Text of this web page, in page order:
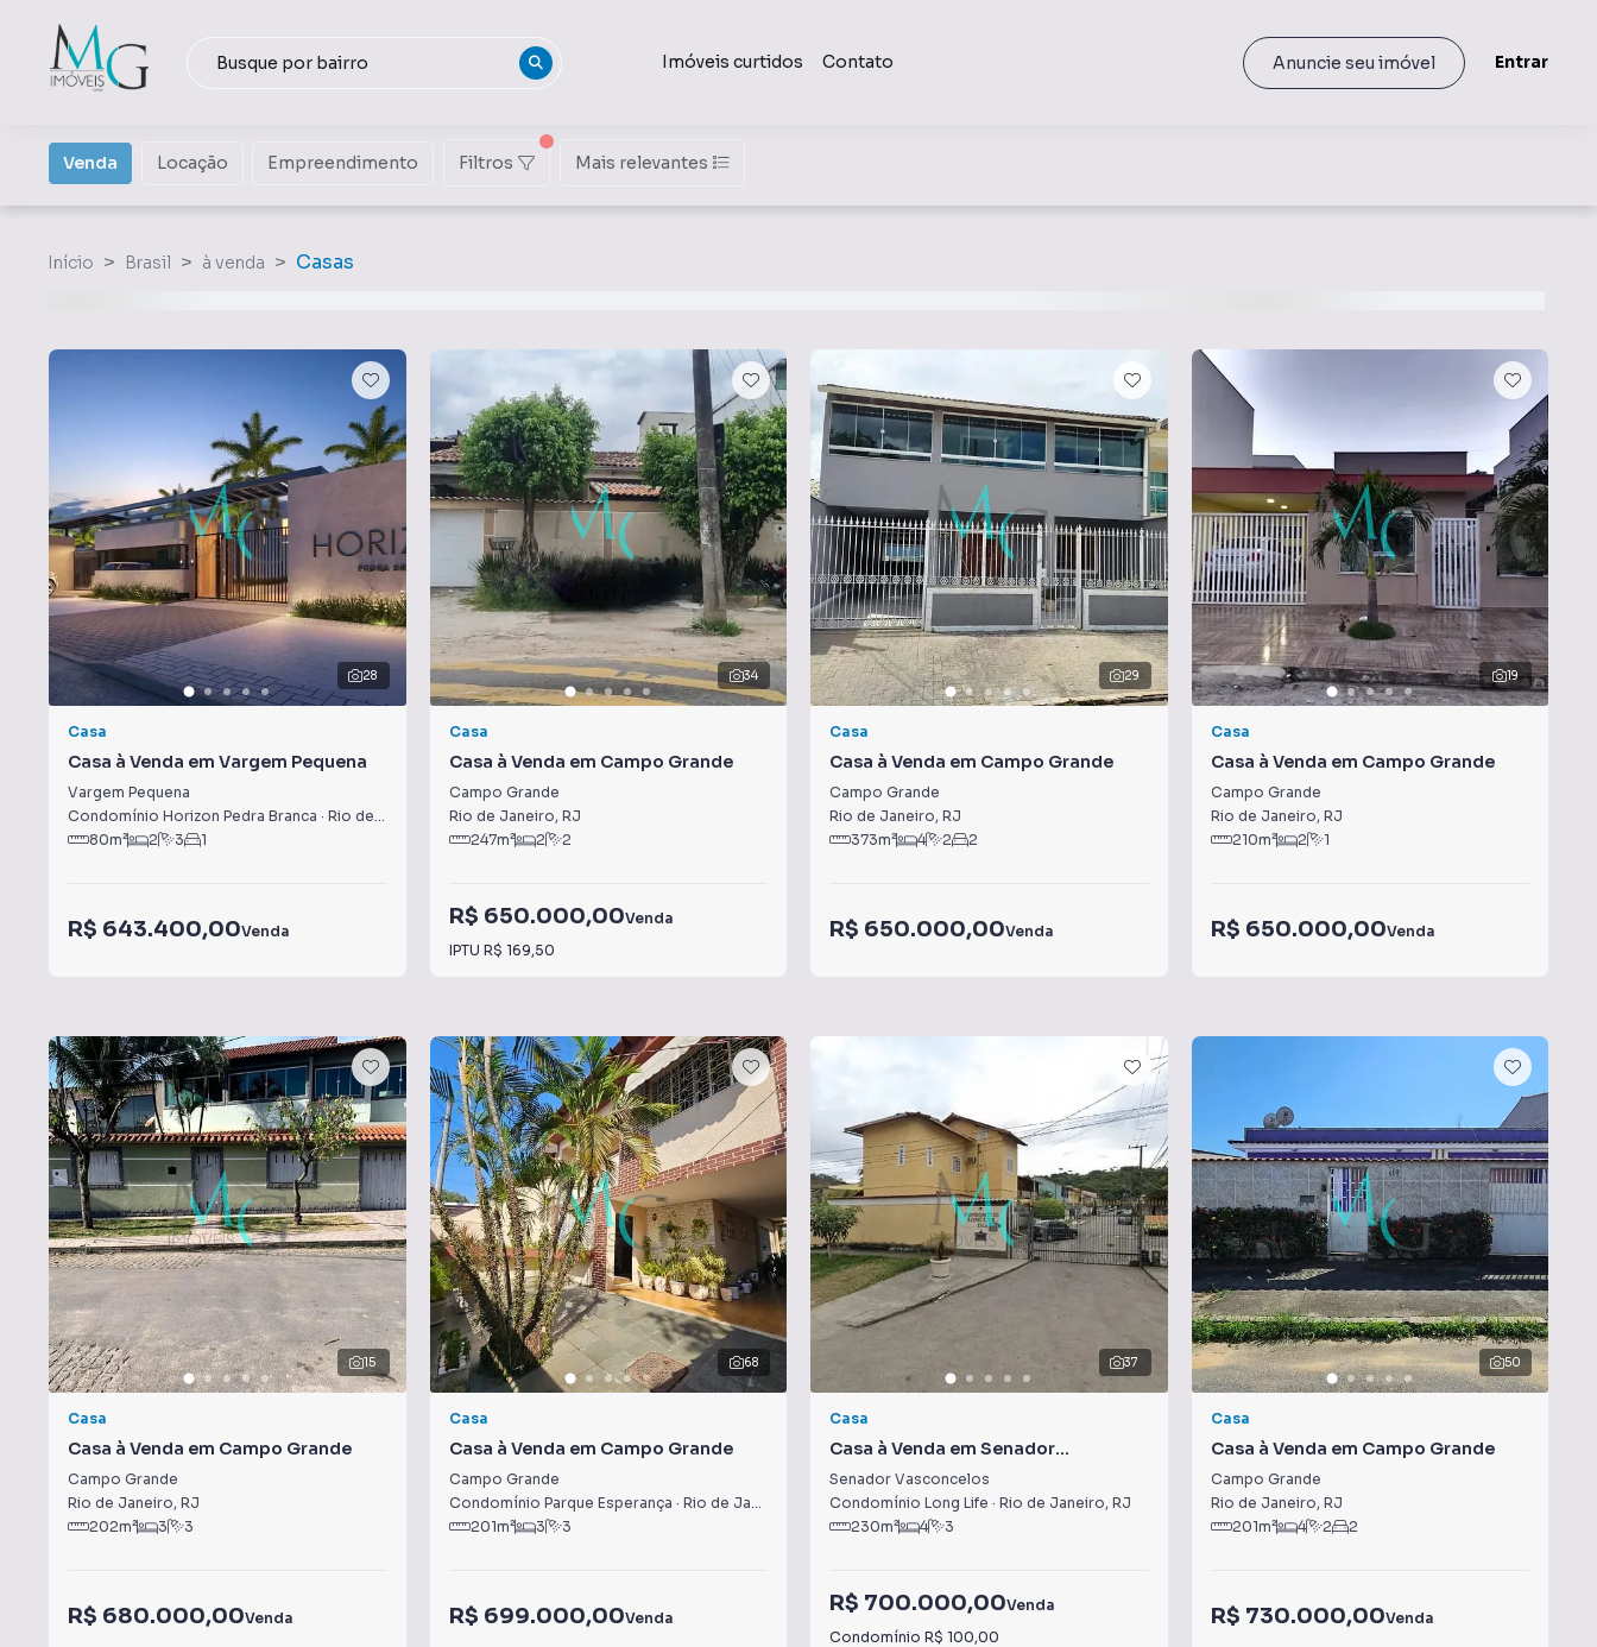
Imóveis curtidos Contato Anuncie seu imóvel Entrar
Venda Locação Empreendimento Filtros Mais relevantes
Início Brasil à venda Casas
28
Casa
Casa à Venda em Vargem Pequena
Vargem Pequena
Condomínio Horizon Pedra Branca · Rio de Janeiro
RJ
80m² 2 3 1
R$ 643.400,00Venda
34
Casa
Casa à Venda em Campo Grande
Campo Grande
Rio de Janeiro, RJ
247m² 2 2
R$ 650.000,00Venda
IPTU R$ 169,50
29
Casa
Casa à Venda em Campo Grande
Campo Grande
Rio de Janeiro, RJ
373m² 4 2 2
R$ 650.000,00Venda
19
Casa
Casa à Venda em Campo Grande
Campo Grande
Rio de Janeiro, RJ
210m² 2 1
R$ 650.000,00Venda
15
Casa
Casa à Venda em Campo Grande
Campo Grande
Rio de Janeiro, RJ
202m² 3 3
R$ 680.000,00Venda
68
Casa
Casa à Venda em Campo Grande
Campo Grande
Condomínio Parque Esperança · Rio de Janeiro
201m² 3 3
R$ 699.000,00Venda
37
Casa
Casa à Venda em Senador
Vasconcelos
Senador Vasconcelos
Condomínio Long Life · Rio de Janeiro, RJ
230m² 4 3
R$ 700.000,00Venda
Condomínio R$ 100,00
50
Casa
Casa à Venda em Campo Grande
Campo Grande
Rio de Janeiro, RJ
201m² 4 2 2
R$ 730.000,00Venda